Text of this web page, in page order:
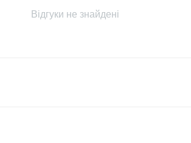
Відгуки не знайдені